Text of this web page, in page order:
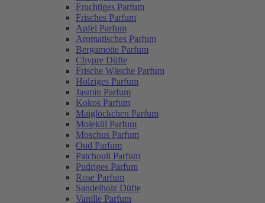
Fruchtiges Parfum
Frisches Parfum
Apfel Parfum
Aromatisches Parfum
Bergamotte Parfum
Chypre Düfte
Frische Wäsche Parfum
Holziges Parfum
Jasmin Parfum
Kokos Parfum
Maiglöckchen Parfum
Molekül Parfum
Moschus Parfum
Oud Parfum
Patchouli Parfum
Pudriges Parfum
Rose Parfum
Sandelholz Düfte
Vanille Parfum